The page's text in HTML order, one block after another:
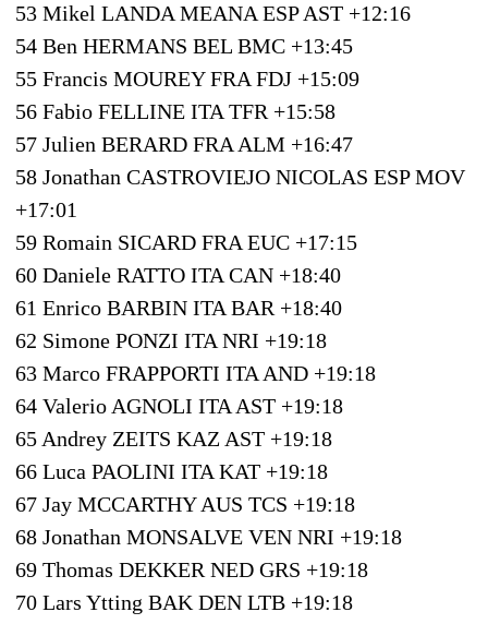
53 Mikel LANDA MEANA ESP AST +12:16
54 Ben HERMANS BEL BMC +13:45
55 Francis MOUREY FRA FDJ +15:09
56 Fabio FELLINE ITA TFR +15:58
57 Julien BERARD FRA ALM +16:47
58 Jonathan CASTROVIEJO NICOLAS ESP MOV
+17:01
59 Romain SICARD FRA EUC +17:15
60 Daniele RATTO ITA CAN +18:40
61 Enrico BARBIN ITA BAR +18:40
62 Simone PONZI ITA NRI +19:18
63 Marco FRAPPORTI ITA AND +19:18
64 Valerio AGNOLI ITA AST +19:18
65 Andrey ZEITS KAZ AST +19:18
66 Luca PAOLINI ITA KAT +19:18
67 Jay MCCARTHY AUS TCS +19:18
68 Jonathan MONSALVE VEN NRI +19:18
69 Thomas DEKKER NED GRS +19:18
70 Lars Ytting BAK DEN LTB +19:18